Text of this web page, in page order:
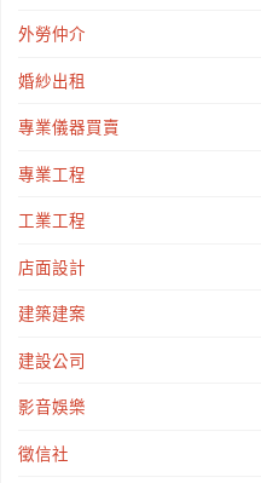
外勞仲介
婚紗出租
專業儀器買賣
專業工程
工業工程
店面設計
建築建案
建設公司
影音娛樂
徵信社